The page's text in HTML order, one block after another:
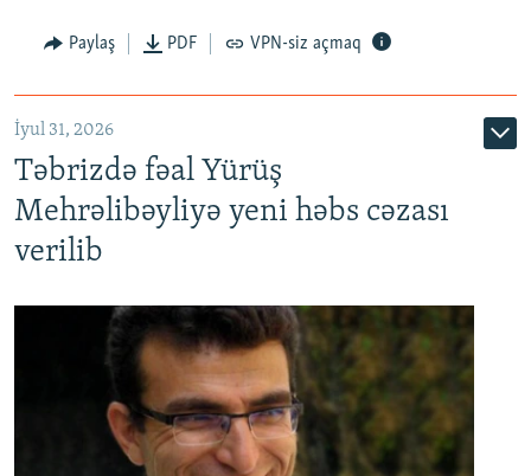
Paylaş PDF VPN-siz açmaq
İyul 31, 2026
Təbrizdə fəal Yürüş
Mehrəlibəyliyə yeni həbs cəzası
verilib